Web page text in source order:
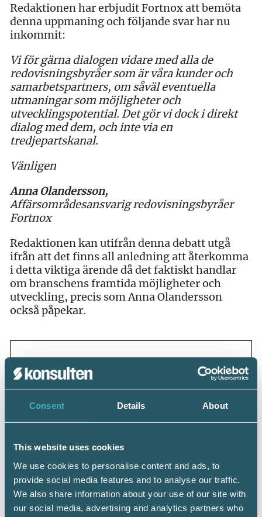
Consent Details About
This website uses cookies
We use cookies to personalise content and ads, to
provide social media features and to analyse our traffic.
We also share information about your use of our site with
our social media, advertising and analytics partners who
Redaktionen har erbjudit Fortnox att bemöta
denna uppmaning och följande svar har nu
inkommit:
Vi för gärna dialogen vidare med alla de
redovisningsbyråer som är våra kunder och
samarbetspartners, om såväl eventuella
utmaningar som möjligheter och
utvecklingspotential. Det gör vi dock i direkt
dialog med dem, och inte via en
tredjepartskanal.
Vänligen
Anna Olandersson,
Affärsområdesansvarig redovisningsbyråer
Fortnox
Redaktionen kan utifrån denna debatt utgå
ifrån att det finns all anledning att återkomma
i detta viktiga ärende då det faktiskt handlar
om branschens framtida möjligheter och
utveckling, precis som Anna Olandersson
också påpekar.
Relaterade artiklar:
byråns bästa?
Debatt: Frågan kvarstår om byråns
Digital juridik – Viktiga villkor för din